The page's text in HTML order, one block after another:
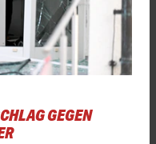
GEGEN